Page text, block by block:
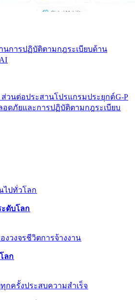
การปฏิบัติตามกฎระเบียบด้าน
ส่วนต่อประสานโปรแกรมประยุกต์​​G-P
อดภัยและการปฏิบัติตามกฎระเบียบ​​
ไปทั่วโลก​​
ดับโลก​​
วงจรชีวิตการจ้างงาน​​
ลก​​
กครั้งประสบความสำเร็จ​​